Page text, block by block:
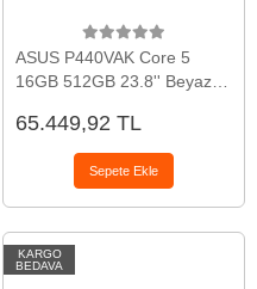
ASUS P440VAK Core 5
16GB 512GB 23.8'' Beyaz
65.449,92 TL
Sepete Ekle
KARGO
BEDAVA